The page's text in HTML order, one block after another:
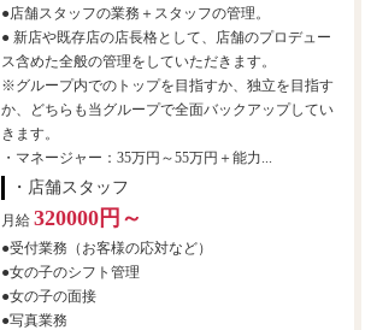
●店舗スタッフの業務＋スタッフの管理。
● 新店や既存店の店長格として、店舗のプロデュー
ス含めた全般の管理をしていただきます。
※グループ内でのトップを目指すか、独立を目指す
か、どちらも当グループで全面バックアップしてい
きます。
・マネージャー：35万円～55万円＋能力...
・店舗スタッフ
月給 320000円～
●受付業務（お客様の応対など）
●女の子のシフト管理
●女の子の面接
●写真業務